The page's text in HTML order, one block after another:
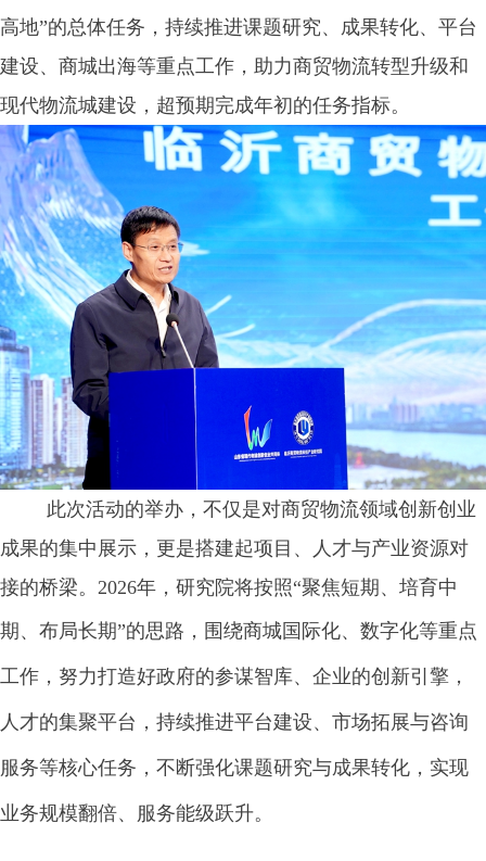
高地”的总体任务，持续推进课题研究、成果转化、平台
建设、商城出海等重点工作，助力商贸物流转型升级和
现代物流城建设，超预期完成年初的任务指标。
此次活动的举办，不仅是对商贸物流领域创新创业
成果的集中展示，更是搭建起项目、人才与产业资源对
接的桥梁。 2026年，研究院将按照“聚焦短期、培育中
期、布局长期”的思路，围绕商城国际化、数字化等重点
工作，努力打造好政府的参谋智库、企业的创新引擎，
人才的集聚平台，持续推进平台建设、市场拓展与咨询
服务等核心任务，不断强化课题研究与成果转化，实现
业务规模翻倍、服务能级跃升。